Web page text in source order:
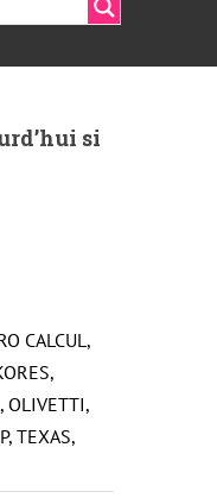
si
CALCUL ,
,
,OLIVETTI,
,TEXAS,